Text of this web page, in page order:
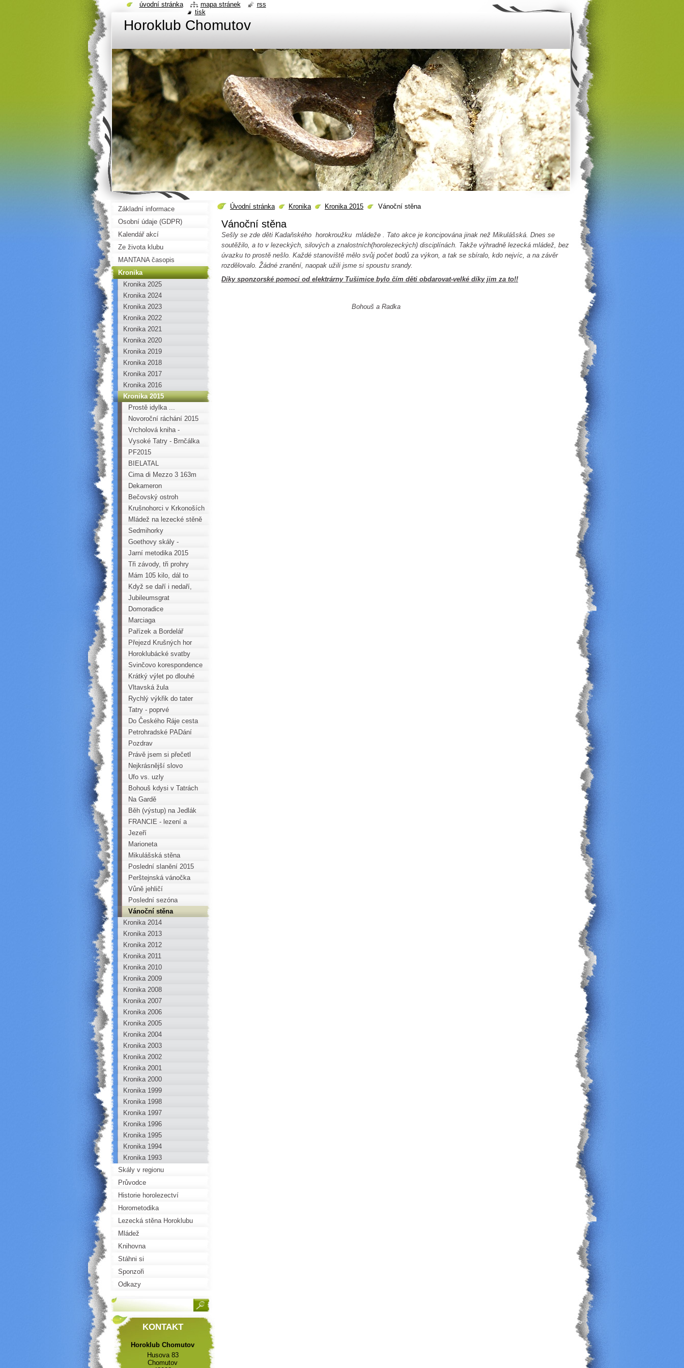
Horoklub Chomutov
Úvodní stránka Kronika Kronika 2015 Vánoční stěna
Vánoční stěna
Sešly se zde děti Kadaňského horokroužku mládeže . Tato akce je koncipována jinak než Mikulášská. Dnes se
soutěžilo, a to v lezeckých, silových a znalostních(horolezeckých) disciplínách. Takže výhradně lezecká mládež, bez
úvazku to prostě nešlo. Každé stanoviště mělo svůj počet bodů za výkon, a tak se sbíralo, kdo nejvíc, a na závěr
rozdělovalo. Žádné zranění, naopak užili jsme si spoustu srandy.
Díky sponzorské pomoci od elektrárny Tušimice bylo čím děti obdarovat-velké díky jim za to!!
Bohouš a Radka
Základní informace
Osobní údaje (GDPR)
Kalendář akcí
Ze života klubu
MANTANA časopis
Kronika
Kronika 2025
Kronika 2024
Kronika 2023
Kronika 2022
Kronika 2021
Kronika 2020
Kronika 2019
Kronika 2018
Kronika 2017
Kronika 2016
Kronika 2015
Prostě idylka ...
Novoroční ráchání 2015
Vrcholová kniha -
Zámecká jehla
Vysoké Tatry - Brnčálka
PF2015
BIELATAL
Cima di Mezzo 3 163m
Dekameron
Bečovský ostroh
Krušnohorci v Krkonoších
Mládež na lezecké stěně
Horoklubu na gymnáziu v
Kadani
Sedmihorky
Goethovy skály -
Komplet 2015
Jarní metodika 2015
Tři závody, tři prohry
Mám 105 kilo, dál to
nejde....
Když se daří i nedaří,
aneb turistka v Julských
Alpách
Jubileumsgrat
Domoradice
Marciaga
Pařízek a Bordelář
Přejezd Krušných hor
(PKH) na běžkách
Horoklubácké svatby
Svinčovo korespondence
Krátký výlet po dlouhé
době
Vltavská žula
Rychlý výkřik do tater
Tatry - poprvé
Do Českého Ráje cesta
příjemná je, duláj, dudláj,
dá...
Petrohradské PADání
2015
Pozdrav
Právě jsem si přečetl
úvodník ...
Nejkrásnější slovo
Ufo vs. uzly
Bohouš kdysi v Tatrách
Na Gardě
Běh (výstup) na Jedlák
FRANCIE - lezení a
toulky
Jezeří
Marioneta
Mikulášská stěna
Poslední slanění 2015
Perštejnská vánočka
Vůně jehličí
Poslední sezóna
Vánoční stěna
Kronika 2014
Kronika 2013
Kronika 2012
Kronika 2011
Kronika 2010
Kronika 2009
Kronika 2008
Kronika 2007
Kronika 2006
Kronika 2005
Kronika 2004
Kronika 2003
Kronika 2002
Kronika 2001
Kronika 2000
Kronika 1999
Kronika 1998
Kronika 1997
Kronika 1996
Kronika 1995
Kronika 1994
Kronika 1993
Skály v regionu
Průvodce
Historie horolezectví
Horometodika
Lezecká stěna Horoklubu
Mládež
Knihovna
Stáhni si
Sponzoři
Odkazy
KONTAKT
Horoklub Chomutov
Husova 83
Chomutov
úvodní stránka mapa stránek
rss
tisk